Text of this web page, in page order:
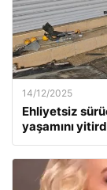
14/12/2025
Ehliyetsiz
yaşamını